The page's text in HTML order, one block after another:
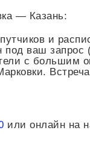
— Казань:
и
под ваш
с большим
или онлайн на